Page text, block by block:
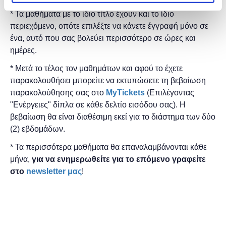
* Τα μαθήματα με το ίδιο τίτλο έχουν και το ίδιο
περιεχόμενο, οπότε επιλέξτε να κάνετε έγγραφή μόνο σε
ένα, αυτό που σας βολεύει περισσότερο σε ώρες και
ημέρες.
* Μετά το τέλος τον μαθημάτων και αφού το έχετε
παρακολουθήσει μπορείτε να εκτυπώσετε τη βεβαίωση
παρακολούθησης ​σας στο MyTickets (Επιλέγοντας
"Ενέργειες" δίπλα σε κάθε δελτίο εισόδου σας). Η
βεβαίωση θα είναι διαθέσιμη εκεί για το διάστημα των δύο
(2) εβδομάδων.
* Τα περισσότερα μαθήματα θα επαναλαμβάνονται κάθε
μήνα, για να ενημερωθείτε για το επόμενο γραφείτε
στο newsletter μας!